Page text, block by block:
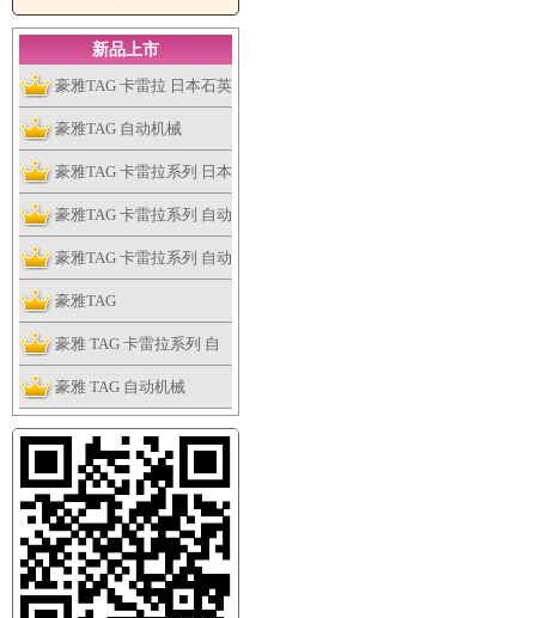
新品上市
豪雅TAG 卡雷拉 日本石英
计时跑秒机
豪雅TAG 自动机械
豪雅TAG 卡雷拉系列 日本
石英机
豪雅TAG 卡雷拉系列 自动
机械
豪雅TAG 卡雷拉系列 自动
机械
豪雅TAG
豪雅 TAG 卡雷拉系列 自
动机械
豪雅 TAG 自动机械